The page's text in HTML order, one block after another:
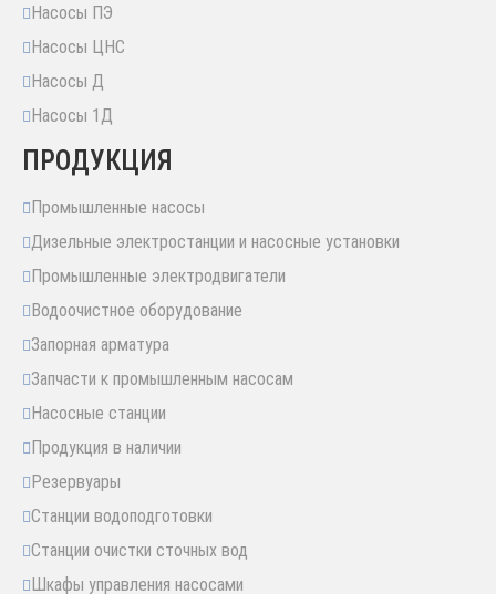
Насосы ПЭ
Насосы ЦНС
Насосы Д
Насосы 1Д
ПРОДУКЦИЯ
Промышленные насосы
Дизельные электростанции и насосные установки
Промышленные электродвигатели
Водоочистное оборудование
Запорная арматура
Запчасти к промышленным насосам
Насосные станции
Продукция в наличии
Резервуары
Станции водоподготовки
Станции очистки сточных вод
Шкафы управления насосами